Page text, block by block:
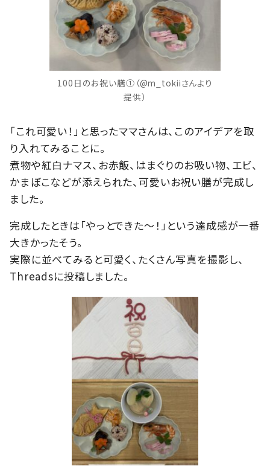
100日のお祝い膳①（@m_tokiiさんより
提供）
「これ可愛い！」と思ったママさんは、このアイデアを取
り入れてみることに。
煮物や紅白ナマス、お赤飯、はまぐりのお吸い物、エビ、
かまぼこなどが添えられた、可愛いお祝い膳が完成し
ました。
完成したときは「やっとできた〜！」という達成感が一番
大きかったそう。
実際に並べてみると可愛く、たくさん写真を撮影し、
Threadsに投稿しました。